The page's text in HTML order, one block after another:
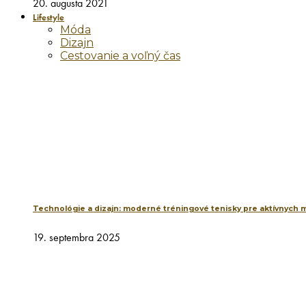
Lifestyle
Móda
Dizajn
Cestovanie a voľný čas
Technológie a dizajn: moderné tréningové tenisky pre aktívnych
19. septembra 2025